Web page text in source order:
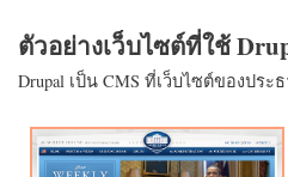
ตัวอย่างเว็บไซต์ที่ใช้
Drupal เป็น CMS ที่เว็บไซต์ของประ